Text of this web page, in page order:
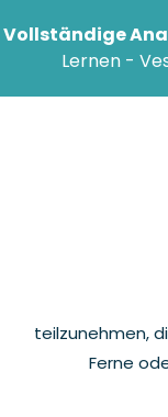
Vollständige
Lernen -
teilzunehmen,
Ferne